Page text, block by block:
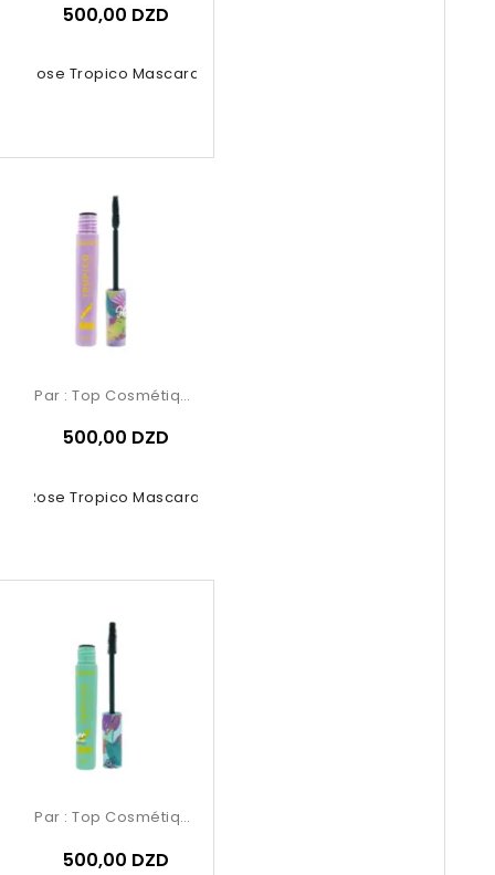
Rose Tropico Mascara 5.8ml
500,00 DZD
Rose Tropico Mascara 5.8ml
Par : Top Cosmétiques
500,00 DZD
Par : Top Cosmétiques
500,00 DZD